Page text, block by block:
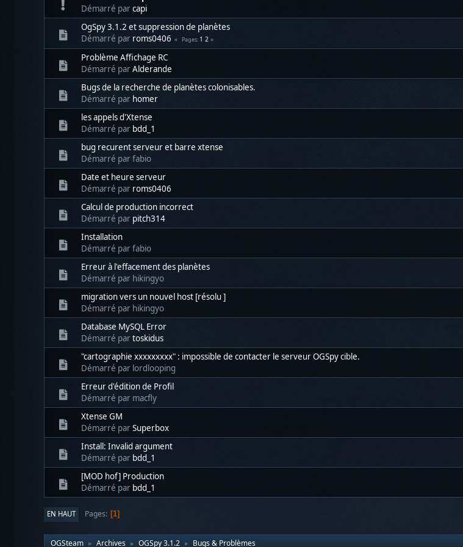
Démarré parcapi
OgSpy 3.1.2 et suppression de planètes
Démarré par roms0406 Pages 1 2
Problème Affichage RC
Démarré parAlderande
Bugs de la recherche de planètes colonisables.
Démarré par homer
les appels d'Xtense
Démarré par bdd_1
bug recurent serveur et barre xtense
Démarré par fabio
Date et heure serveur
Démarré par roms0406
Calcul de production incorrect
Démarré par pitch314
Installation
Démarré par fabio
Erreur à l'effacement des planètes
Démarré par hikingyo
migration vers un nouvel host [résolu ]
Démarré par hikingyo
Database MySQL Error
Démarré partoskidus
"cartographie xxxxxxxxx" : impossible de contacter le serveur OGSpy cible.
Démarré par lordlooping
Erreur d'édition de Profil
Démarré par macfly
Xtense GM
Démarré parSuperbox
Install: Invalid argument
Démarré par bdd_1
[MOD hof] Production
Démarré par bdd_1
EN HAUT Pages 1
OGSteam ► Archives ► OGSpy 3.1.2 ► Bugs & Problèmes